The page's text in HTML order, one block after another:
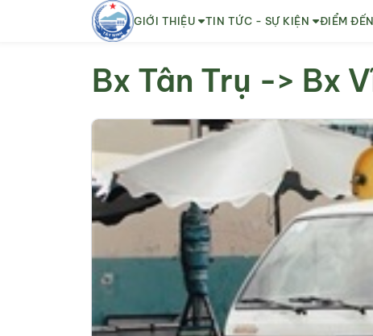
GIỚI THIỆU TIN TỨC - SỰ KIỆN ĐIỂM ĐẾN
Bx Tân Trụ -> Bx